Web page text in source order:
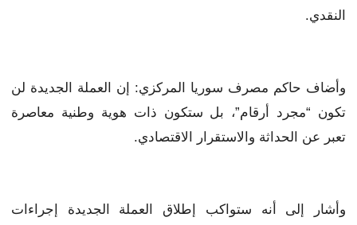
النقدي.
وأضاف حاكم مصرف سوريا المركزي: إن العملة الجديدة لن
تكون “مجرد أرقام”، بل ستكون ذات هوية وطنية معاصرة
تعبر عن الحداثة والاستقرار الاقتصادي.
وأشار إلى أنه ستواكب إطلاق العملة الجديدة إجراءات